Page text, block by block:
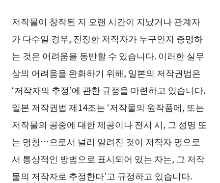
저작물이 창작된 지 오랜 시간이 지났거나 관계자
가 다수일 경우, 진정한 저작자가 누구인지 증명하
는 것은 어려움을 동반할 수 있습니다. 이러한 실무
상의 어려움을 완화하기 위해, 일본의 저작권법은
‘저작자의 추정’에 관한 규정을 마련하고 있습니다.
일본 저작권법 제14조는 ‘저작물의 원작품에, 또는
저작물의 공중에 대한 제공이나 전시 시, 그 성명 또
는 명칭…으로서 널리 알려진 것이 저작자 명으로
서 통상적인 방법으로 표시되어 있는 자는, 그 저작
물의 저작자로 추정한다’고 규정하고 있습니다.